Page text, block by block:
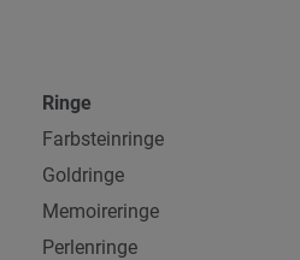
Ringe
Farbsteinringe
Goldringe
Memoireringe
Perlenringe